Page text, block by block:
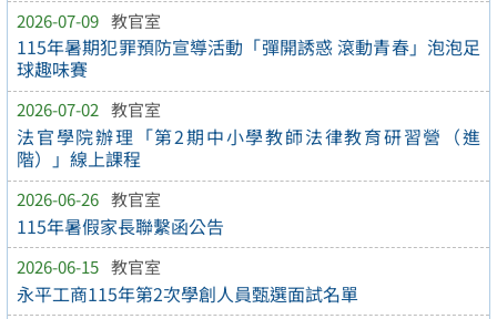
2026-07-09 教官室
115年暑期犯罪預防宣導活動「彈開誘惑 滾動青春」泡泡足
球趣味賽
2026-07-02 教官室
法官學院辦理「第2期中小學教師法律教育研習營（進
階）」線上課程
2026-06-26 教官室
115年暑假家長聯繫函公告
2026-06-15 教官室
永平工商115年第2次學創人員甄選面試名單